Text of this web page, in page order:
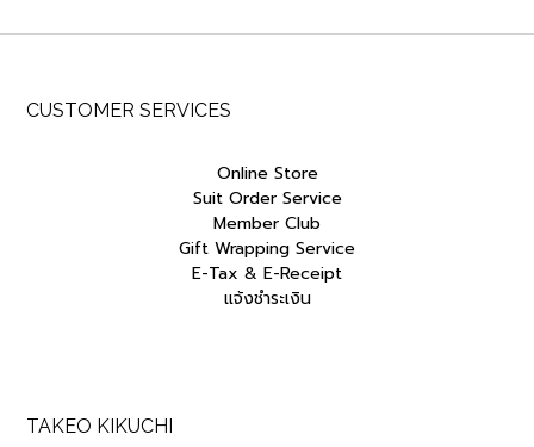
CUSTOMER SERVICES
Online Store
Suit Order Service
Member Club
Gift Wrapping Service
E-Tax & E-Receipt
แจ้งชำระเงิน
TAKEO KIKUCHI